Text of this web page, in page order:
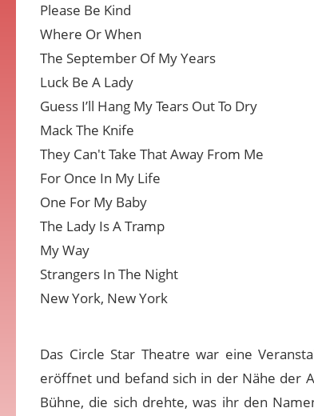
Please Be Kind
Where Or When
The September Of My Years
Luck Be A Lady
Guess I’ll Hang My Tears Out To Dry
Mack The Knife
They Can't Take That Away From Me
For Once In My Life
One For My Baby
The Lady Is A Tramp
My Way
Strangers In The Night
New York, New York
Das Circle Star Theatre war eine
eröffnet und befand sich in der Nähe der
Bühne, die sich drehte, was ihr den